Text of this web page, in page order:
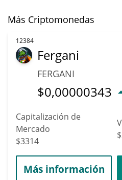
Más Criptomonedas
12384
Fergani
FERGANI
$0,00000343
Capitalización de
Mercado
$3314
Más información